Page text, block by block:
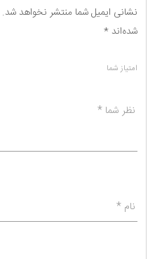
نشانی ایمیل شما منتشر نخواهد شد.
شده‌اند*
امتیاز شما
نظر شما*
نام*